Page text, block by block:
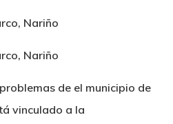
de el municipio de
vinculado a la